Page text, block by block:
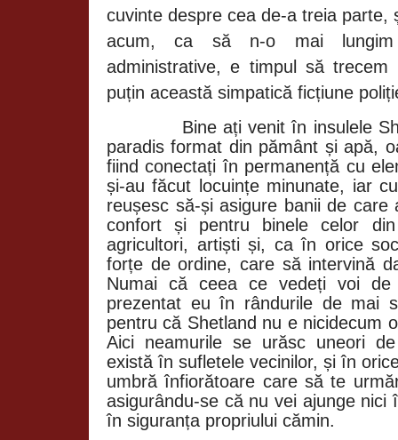
cuvinte despre cea de-a treia parte,
acum, ca să n-o mai lungim
administrative, e timpul să
puțin această simpatică ficțiune
Bine ați venit în insulele
paradis format din pământ și apă,
fiind conectați în permanență cu
și-au făcut locuințe minunate, iar
reușesc să-și asigure banii de care
confort și pentru binele celor
agricultori, artiști și, ca în orice
forțe de ordine, care să intervină
Numai că ceea ce vedeți voi
prezentat eu în rândurile de mai
pentru că Shetland nu e nicidecum
Aici neamurile se urăsc uneori
există în sufletele vecinilor, și în
umbră înfiorătoare care să te
asigurându-se că nu vei ajunge
în siguranța propriului cămin.